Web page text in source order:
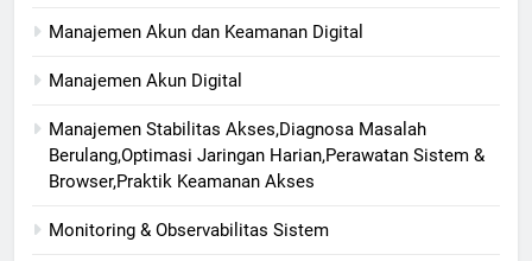
Manajemen Akun dan Keamanan Digital
Manajemen Akun Digital
Manajemen Stabilitas Akses,Diagnosa Masalah
Berulang,Optimasi Jaringan Harian,Perawatan Sistem &
Browser,Praktik Keamanan Akses
Monitoring & Observabilitas Sistem